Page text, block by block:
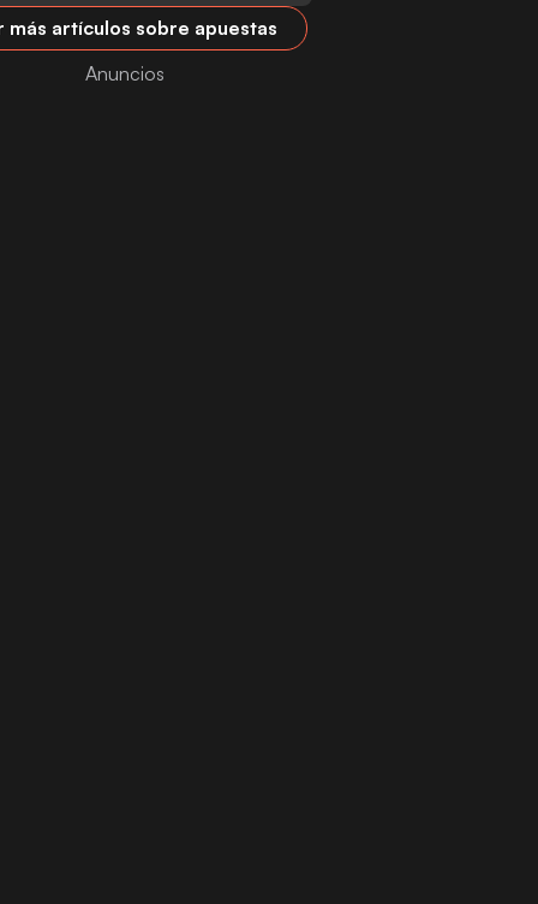
más artículos sobre apuestas